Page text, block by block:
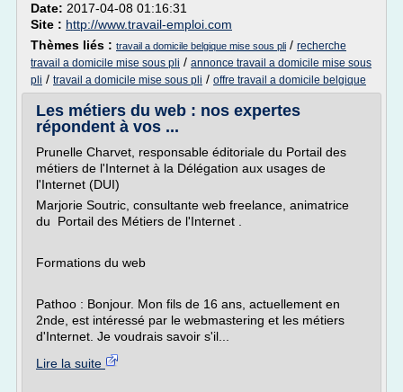
Date: 2017-04-08 01:16:31
Site : http://www.travail-emploi.com
Thèmes liés : travail a domicile belgique mise sous pli / recherche
travail a domicile mise sous pli / annonce travail a domicile mise sous
pli / travail a domicile mise sous pli / offre travail a domicile belgique
Les métiers du web : nos expertes
répondent à vos ...
Prunelle Charvet, responsable éditoriale du Portail des
métiers de l'Internet à la Délégation aux usages de
l'Internet (DUI)
Marjorie Soutric, consultante web freelance, animatrice
du Portail des Métiers de l'Internet .
Formations du web
Pathoo : Bonjour. Mon fils de 16 ans, actuellement en
2nde, est intéressé par le webmastering et les métiers
d'Internet. Je voudrais savoir s'il...
Lire la suite